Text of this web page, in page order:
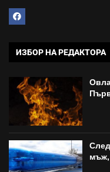
ИЗБОР НА РЕДАКТОРА
мъж,